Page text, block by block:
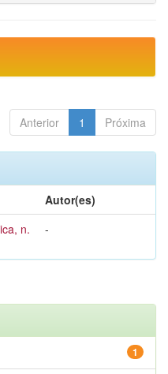
Anterior 1 Próxima
Autor(es)
n.
-
1